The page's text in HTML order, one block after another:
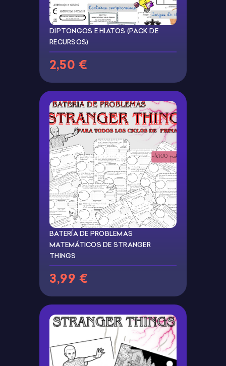
DIPTONGOS E HIATOS (PACK DE
RECURSOS)
2,50 €
BATERÍA DE PROBLEMAS
MATEMÁTICOS DE STRANGER
THINGS
3,99 €